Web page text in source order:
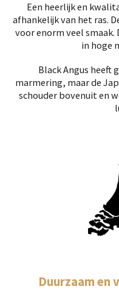
Een heerlijk en
afhankelijk van het ras.
voor enorm veel
in hoge
Black Angus heeft
marmering, maar de
schouder bovenuit en
Duurzaam en